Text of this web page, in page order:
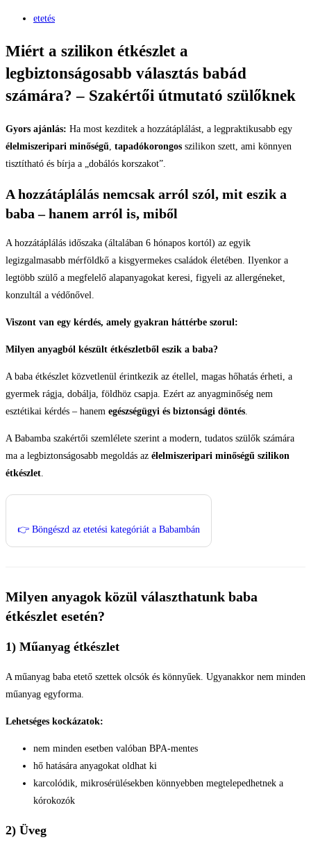
etetés
Miért a szilikon étkészlet a
legbiztonságosabb választás babád
számára? – Szakértői útmutató szülőknek
Gyors ajánlás: Ha most kezditek a hozzátáplálást, a legpraktikusabb egy
élelmiszeripari minőségű, tapadókorongos szilikon szett, ami könnyen
tisztítható és bírja a „dobálós korszakot”.
A hozzátáplálás nemcsak arról szól, mit eszik a
baba – hanem arról is, miből
A hozzátáplálás időszaka (általában 6 hónapos kortól) az egyik
legizgalmasabb mérföldkő a kisgyermekes családok életében. Ilyenkor a
legtöbb szülő a megfelelő alapanyagokat keresi, figyeli az allergéneket,
konzultál a védőnővel.
Viszont van egy kérdés, amely gyakran háttérbe szorul:
Milyen anyagból készült étkészletből eszik a baba?
A baba étkészlet közvetlenül érintkezik az étellel, magas hőhatás érheti, a
gyermek rágja, dobálja, földhöz csapja. Ezért az anyagminőség nem
esztétikai kérdés – hanem egészségügyi és biztonsági döntés.
A Babamba szakértői szemlélete szerint a modern, tudatos szülők számára
ma a legbiztonságosabb megoldás az élelmiszeripari minőségű szilikon
étkészlet.
👉 Böngészd az etetési kategóriát a Babambán
Milyen anyagok közül választhatunk baba
étkészlet esetén?
1) Műanyag étkészlet
A műanyag baba etető szettek olcsók és könnyűek. Ugyanakkor nem minden
műanyag egyforma.
Lehetséges kockázatok:
nem minden esetben valóban BPA-mentes
hő hatására anyagokat oldhat ki
karcolódik, mikrosérülésekben könnyebben megtelepedhetnek a
kórokozók
2) Üveg